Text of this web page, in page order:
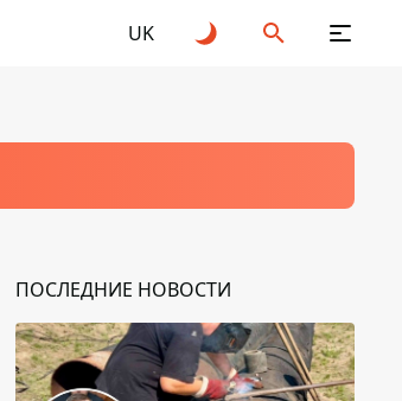
UK
ПОСЛЕДНИЕ НОВОСТИ